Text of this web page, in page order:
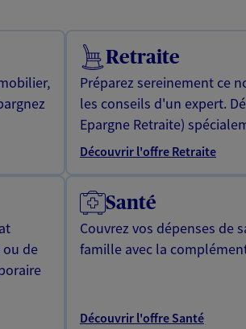
Retraite
Préparez sereinement ce
les conseils d'un expert.
Epargne Retraite)
Découvrir l'offre Retraite
ou de
Santé
Couvrez vos dépenses de
famille avec la
Découvrir l'offre Santé